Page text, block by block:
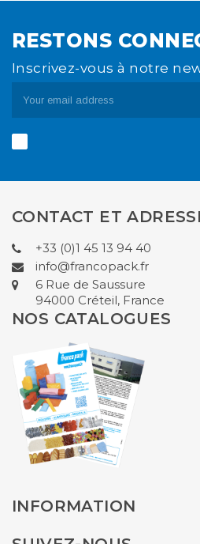
RESTONS
Inscrivez-vous à notre
CONTACT ET
+33 (0)1 45 13 94 40
info@francopack.fr
6 Rue de Saussure
94000 Créteil, France
NOS CATALOGUES
INFORMATION